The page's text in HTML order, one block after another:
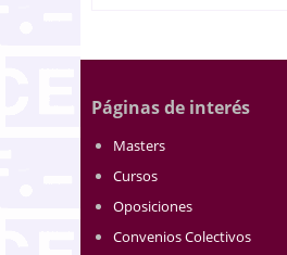
Páginas de interés
Masters
Cursos
Oposiciones
Convenios Colectivos